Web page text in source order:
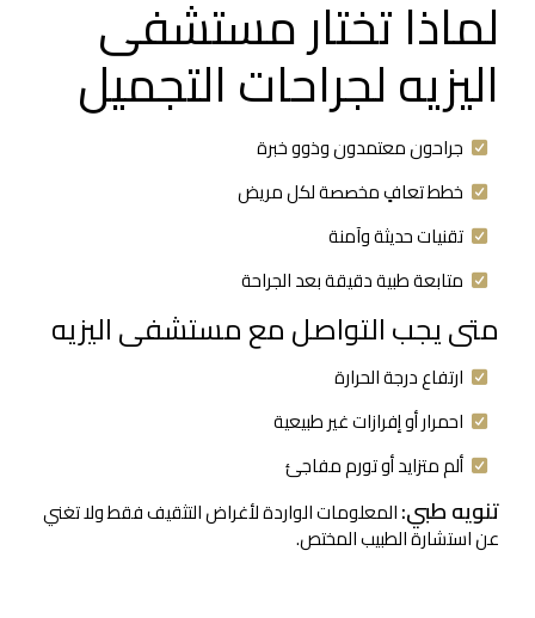
لماذا تختار مستشفى
اليزيه لجراحات التجميل
جراحون معتمدون وذوو خبرة
خطط تعافٍ مخصصة لكل مريض
تقنيات حديثة وآمنة
متابعة طبية دقيقة بعد الجراحة
متى يجب التواصل مع مستشفى اليزيه
ارتفاع درجة الحرارة
احمرار أو إفرازات غير طبيعية
ألم متزايد أو تورم مفاجئ
تنويه طبي:المعلومات الواردة لأغراض التثقيف فقط ولا تغني
عن استشارة الطبيب المختص.